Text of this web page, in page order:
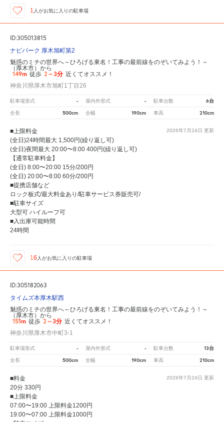
1 人がお気に入りの駐車場
ID:305013815
ナビパーク 厚木旭町第2
魅惑のミチの世界へ～ひろげる東名！工事の最前線をのぞいてみよう！～
（厚木市）から
149m 徒歩 2～3分 近くてオススメ！
神奈川県厚木市旭町1丁目26
駐車場形式 - 屋内外形式 - 駐車台数 6台
全長 500cm 全幅 190cm 車高 210cm
2026年7月24日 更新
■上限料金
(全日)24時間最大 1,500円(繰り返し可)
(全日)夜間最大 20:00〜8:00 400円(繰り返し可)
【通常駐車料金】
(全日) 8:00〜20:00 15分/200円
(全日) 20:00〜8:00 60分/200円
■提携店舗など
ロック板式/最大料金あり/駐車サービス券販売可/
■駐車サイズ
大型可 ハイルーフ可
■入出庫可能時間
24時間
16 人がお気に入りの駐車場
ID:305182063
タイムズ本厚木駅西
魅惑のミチの世界へ～ひろげる東名！工事の最前線をのぞいてみよう！～
（厚木市）から
151m 徒歩 2～3分 近くてオススメ！
神奈川県厚木市中町3-1
駐車場形式 - 屋内外形式 - 駐車台数 13台
全長 500cm 全幅 190cm 車高 210cm
2026年7月24日 更新
■料金
20分 330円
■上限料金
07:00〜19:00 上限料金1200円
19:00〜07:00 上限料金1000円